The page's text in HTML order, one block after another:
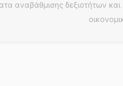
αναβάθμισης δεξιοτήτων και